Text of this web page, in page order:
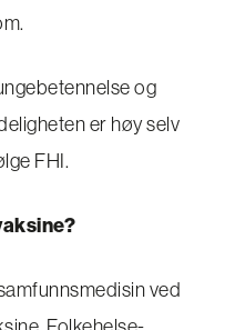
og
er høy selv
FHI.
ved